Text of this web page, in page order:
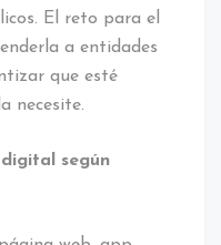
El reto para el
a entidades
que esté
necesite.
según